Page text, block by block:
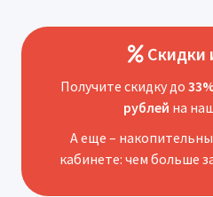
Скидки
Получите скидку до
рублей на
А еще –
кабинете: чем больше